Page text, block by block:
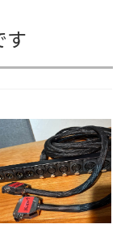
す